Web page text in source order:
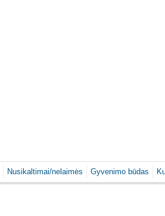
Nusikaltimai/nelaimės Gyvenimo būdas